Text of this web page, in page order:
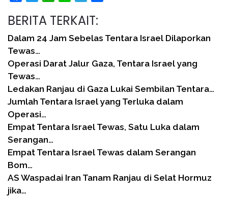
BERITA TERKAIT:
Dalam 24 Jam Sebelas Tentara Israel Dilaporkan
Tewas…
Operasi Darat Jalur Gaza, Tentara Israel yang
Tewas…
Ledakan Ranjau di Gaza Lukai Sembilan Tentara…
Jumlah Tentara Israel yang Terluka dalam
Operasi…
Empat Tentara Israel Tewas, Satu Luka dalam
Serangan…
Empat Tentara Israel Tewas dalam Serangan
Bom…
AS Waspadai Iran Tanam Ranjau di Selat Hormuz
jika…